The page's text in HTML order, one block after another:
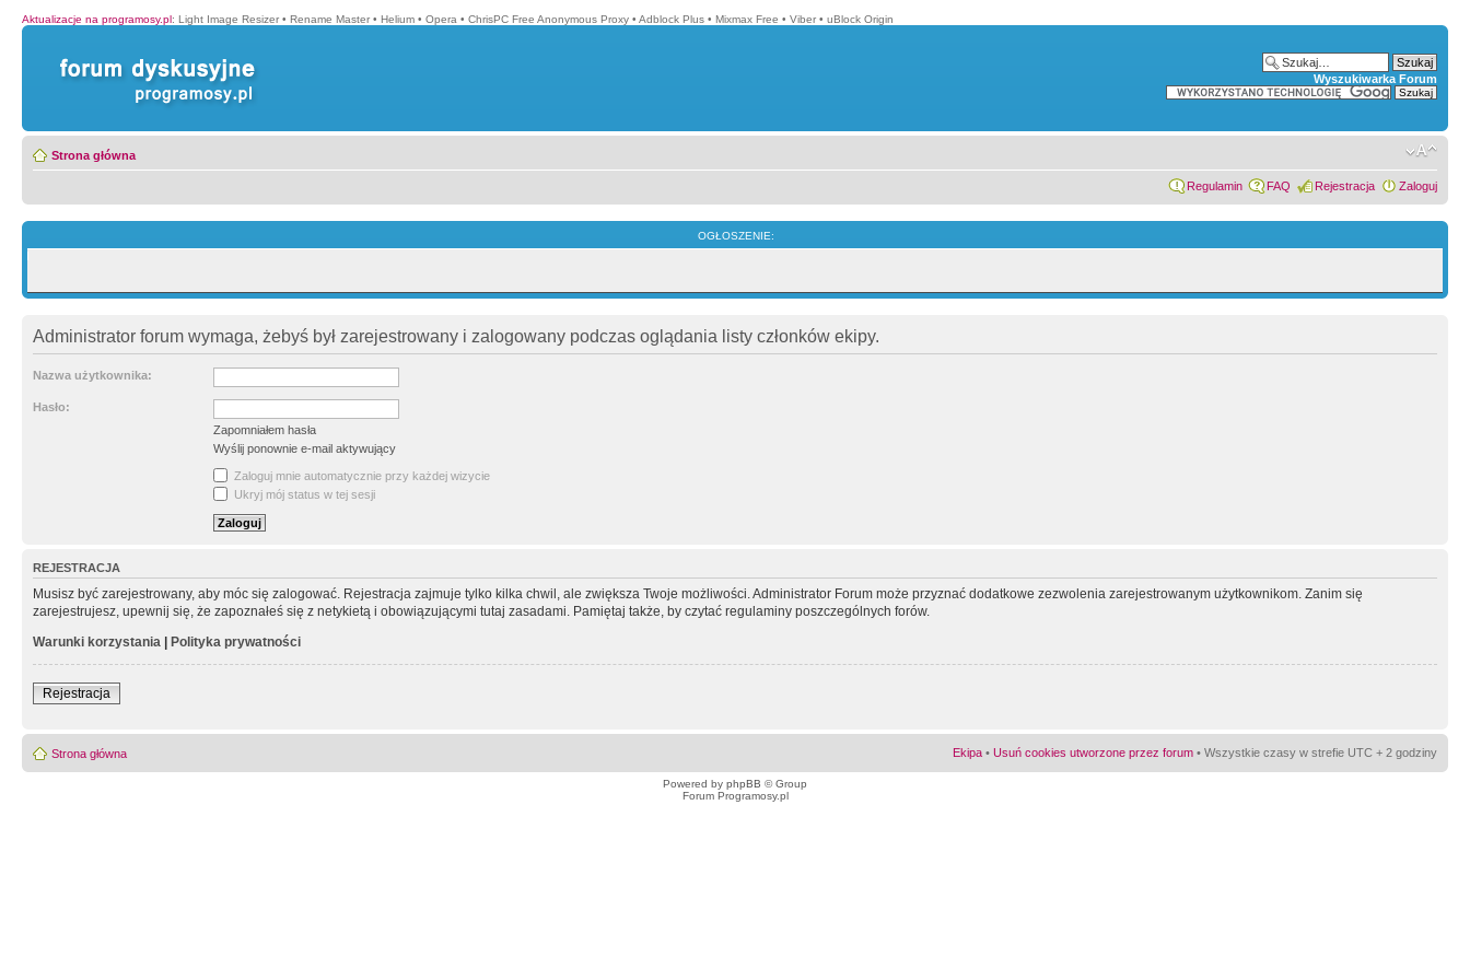
Aktualizacje na programosy.pl: Light Image Resizer • Rename Master • Helium • Opera • ChrisPC Free Anonymous Proxy • Adblock Plus • Mixmax Free • Viber • uBlock Origin
Wyszukiwarka Forum
Strona główna
Regulamin FAQ Rejestracja Zaloguj
OGŁOSZENIE:
Administrator forum wymaga, żebyś był zarejestrowany i zalogowany podczas oglądania listy członków ekipy.
Nazwa użytkownika:
Hasło:
Zapomniałem hasła
Wyślij ponownie e-mail aktywujący
Zaloguj mnie automatycznie przy każdej wizycie
Ukryj mój status w tej sesji
REJESTRACJA
Musisz być zarejestrowany, aby móc się zalogować. Rejestracja zajmuje tylko kilka chwil, ale zwiększa Twoje możliwości. Administrator Forum może przyznać dodatkowe zezwolenia zarejestrowanym użytkownikom. Zanim się
zarejestrujesz, upewnij się, że zapoznałeś się z netykietą i obowiązującymi tutaj zasadami. Pamiętaj także, by czytać regulaminy poszczególnych forów.
Warunki korzystania | Polityka prywatności
Rejestracja
Strona główna Ekipa • Usuń cookies utworzone przez forum • Wszystkie czasy w strefie UTC + 2 godziny
Powered by phpBB © Group
Forum Programosy.pl